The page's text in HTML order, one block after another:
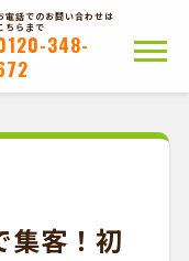
電話でのお問い合わせは
ちらまで
348-
集客！初